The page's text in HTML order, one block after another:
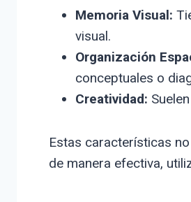
Memoria Visual:
visual.
Organización
conceptuales o
Creatividad:
Estas características
de manera efectiva,